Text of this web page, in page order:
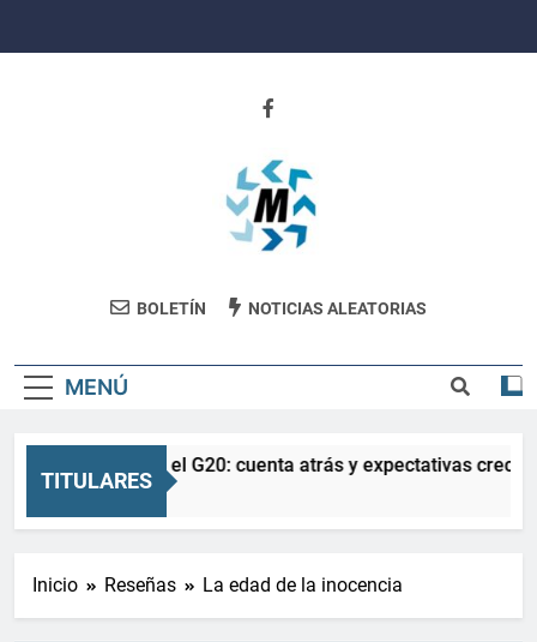
Revista
BOLETÍN NOTICIAS ALEATORIAS
MENÚ
TITULARES
La Salud en el G20: cuenta atrás y expectativas
3 Meses Atrás
Inicio Reseñas La edad de la inocencia